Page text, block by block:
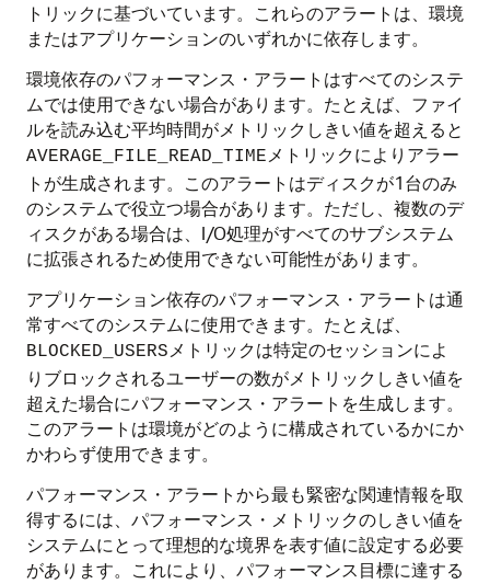
トリックに基づいています。これらのアラートは、環境
またはアプリケーションのいずれかに依存します。
環境依存のパフォーマンス・アラートはすべてのシステ
ムでは使用できない場合があります。たとえば、ファイ
ルを読み込む平均時間がメトリックしきい値を超えると
AVERAGE_FILE_READ_TIME メトリックによりアラー
トが生成されます。このアラートはディスクが1台のみ
のシステムで役立つ場合があります。ただし、複数のデ
ィスクがある場合は、I/O処理がすべてのサブシステム
に拡張されるため使用できない可能性があります。
アプリケーション依存のパフォーマンス・アラートは通
常すべてのシステムに使用できます。たとえば、
BLOCKED_USERS メトリックは特定のセッションによ
りブロックされるユーザーの数がメトリックしきい値を
超えた場合にパフォーマンス・アラートを生成します。
このアラートは環境がどのように構成されているかにか
かわらず使用できます。
パフォーマンス・アラートから最も緊密な関連情報を取
得するには、パフォーマンス・メトリックのしきい値を
システムにとって理想的な境界を表す値に設定する必要
があります。これにより、パフォーマンス目標に達する